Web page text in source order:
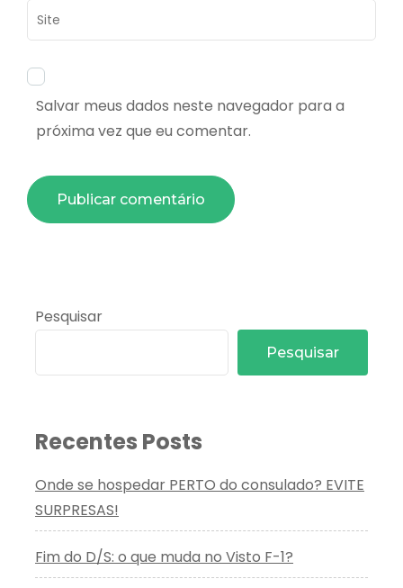
Site
Salvar meus dados neste navegador para a
próxima vez que eu comentar.
Pesquisar
Pesquisar
Recentes Posts
Onde se hospedar PERTO do consulado? EVITE
SURPRESAS!
Fim do D/S: o que muda no Visto F-1?